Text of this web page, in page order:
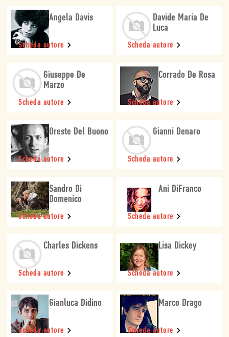
Angela Davis
Scheda autore
Davide Maria De
Luca
Scheda autore
Giuseppe De
Marzo
Scheda autore
Corrado De Rosa
Scheda autore
Oreste Del Buono
Scheda autore
Gianni Denaro
Scheda autore
Sandro Di
Domenico
Scheda autore
Ani DiFranco
Scheda autore
Charles Dickens
Scheda autore
Lisa Dickey
Scheda autore
Gianluca Didino
Scheda autore
Marco Drago
Scheda autore